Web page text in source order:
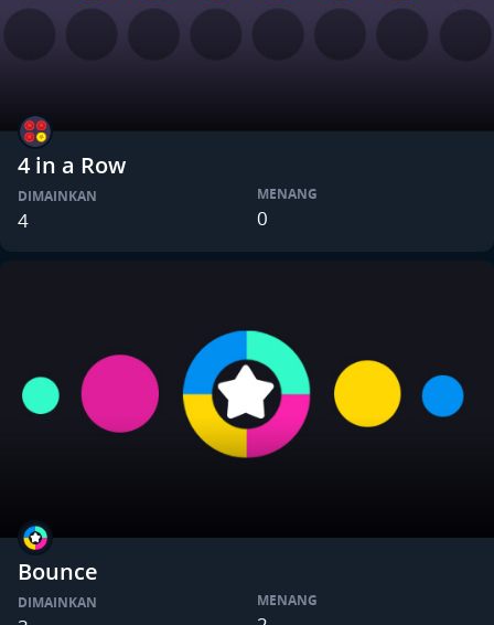
4 in a Row
DIMAINKAN
4
MENANG
0
Bounce
DIMAINKAN MENANG